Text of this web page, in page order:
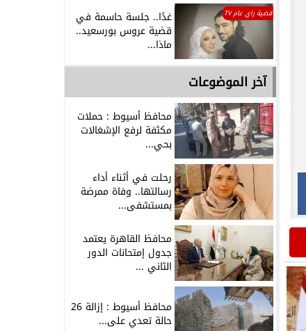
قضية راي عام TV غدًا.. جلسة حاسمة في
قضية عروس بورسعيد..
ماذا...
آخر الموضوعات
محافظ أسيوط : حملات
مكثفة لرفع الإشغالات
بحي...
رحلت في أثناء أداء
رسالتها.. وفاة ممرضة
بمستشفى...
محافظ القاهرة يعتمد
جدول إمتحانات الدور
الثاني ...
محافظ أسيوط : إزالة 26
حالة تعدي على...